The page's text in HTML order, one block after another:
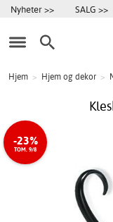
Nyheter >> SALG >>
Hjem > Hjem og dekor >
-23%
TOM. 9/8